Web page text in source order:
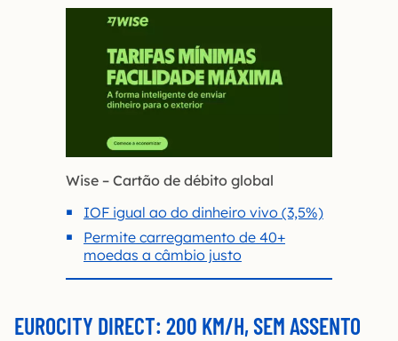
Wise – Cartão de débito global
IOF igual ao do dinheiro vivo (3,5%)
Permite carregamento de 40+
moedas a câmbio justo
EUROCITY DIRECT: 200 KM/H, SEM ASSENTO